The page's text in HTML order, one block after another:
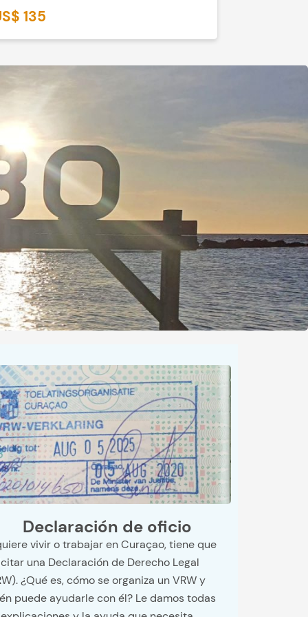
135
Declaración de oficio
vivir o trabajar en Curaçao, tiene que
una Declaración de Derecho Legal
¿Qué es, cómo se organiza un VRW y
puede ayudarle con él? Le damos todas